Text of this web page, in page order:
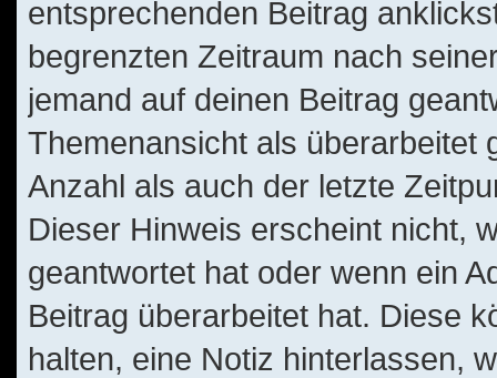
entsprechenden Beitrag
begrenzten Zeitraum nach
jemand auf deinen Beitrag
Themenansicht als überarbeitet
Anzahl als auch der letzte
Dieser Hinweis erscheint nicht,
geantwortet hat oder wenn ein
Beitrag überarbeitet hat. Diese
halten, eine Notiz hinterlassen,